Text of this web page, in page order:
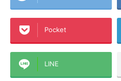
Pocket
LINE